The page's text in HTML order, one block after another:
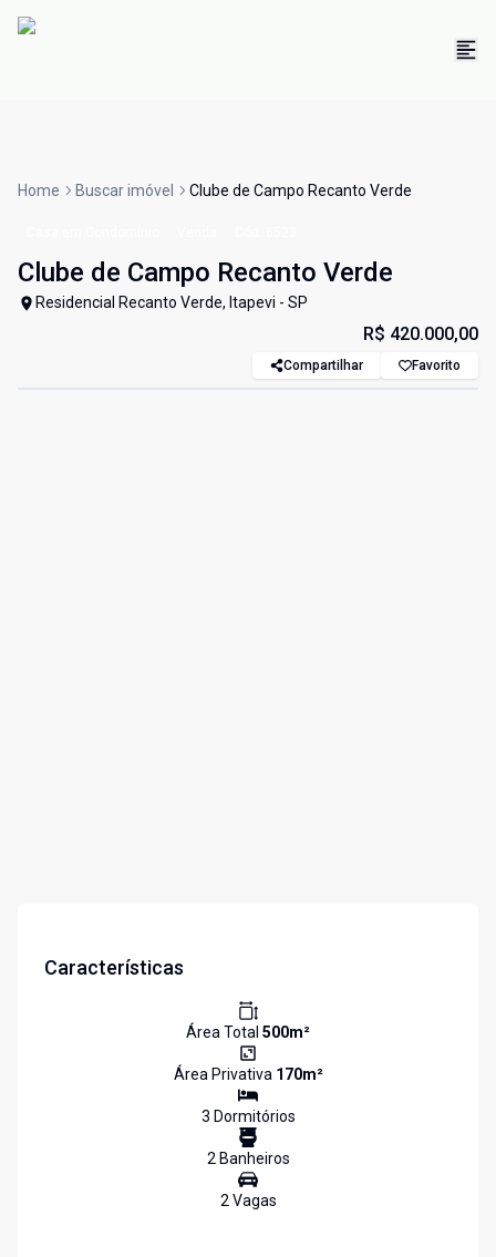
Home Buscar imóvel Clube de Campo Recanto Verde
Clube de Campo Recanto Verde
Residencial Recanto Verde, Itapevi - SP
R$ 420.000,00
Compartilhar Favorito
Características
Área Total 500m²
Área Privativa 170m²
3 Dormitórios
2Banheiros
2Vagas